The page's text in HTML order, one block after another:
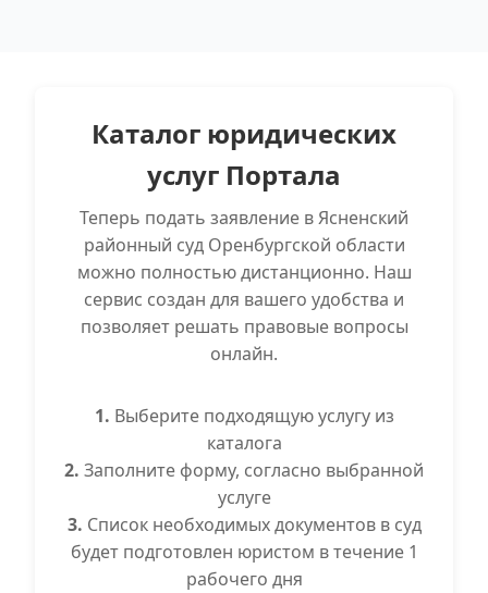
Каталог юридических
услуг Портала
Теперь подать заявление в Ясненский
районный суд Оренбургской области
можно полностью дистанционно. Наш
сервис создан для вашего удобства и
позволяет решать правовые вопросы
онлайн.
1. Выберите подходящую услугу из
каталога
2. Заполните форму, согласно выбранной
услуге
3. Список необходимых документов в суд
будет подготовлен юристом в течение 1
рабочего дня